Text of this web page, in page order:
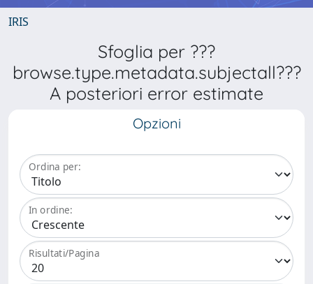
IRIS
Sfoglia per ???
browse.type.metadata.subjectall???
A posteriori error estimate
Opzioni
Ordina per:
In ordine:
Risultati/Pagina